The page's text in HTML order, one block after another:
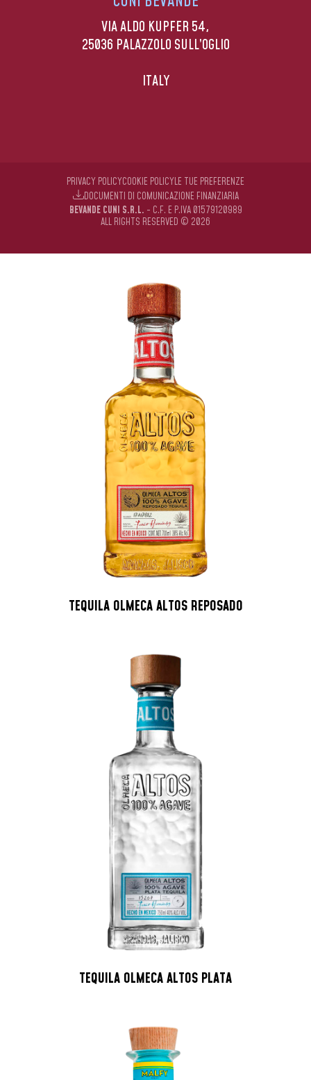
VIA ALDO KUPFER 54,
25036 PALAZZOLO SULL’OGLIO
ITALY
BEVANDE CUNI S.R.L. - C.F. E P.IVA 01579120989
ALL RIGHTS RESERVED © 2026
PRIVACY POLICYCOOKIE POLICYLE TUE PREFERENZE
DOCUMENTI DI COMUNICAZIONE FINANZIARIA
TEQUILA OLMECA ALTOS REPOSADO
TEQUILA OLMECA ALTOS PLATA